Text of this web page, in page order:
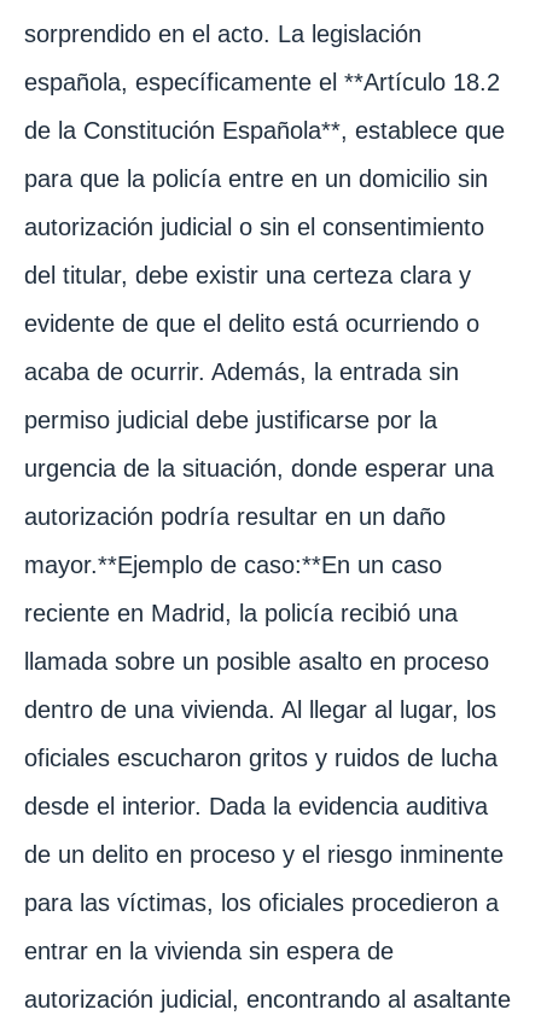
sorprendido en el acto. La legislación
española, específicamente el **Artículo 18.2
de la Constitución Española**, establece que
para que la policía entre en un domicilio sin
autorización judicial o sin el consentimiento
del titular, debe existir una certeza clara y
evidente de que el delito está ocurriendo o
acaba de ocurrir. Además, la entrada sin
permiso judicial debe justificarse por la
urgencia de la situación, donde esperar una
autorización podría resultar en un daño
mayor.**Ejemplo de caso:**En un caso
reciente en Madrid, la policía recibió una
llamada sobre un posible asalto en proceso
dentro de una vivienda. Al llegar al lugar, los
oficiales escucharon gritos y ruidos de lucha
desde el interior. Dada la evidencia auditiva
de un delito en proceso y el riesgo inminente
para las víctimas, los oficiales procedieron a
entrar en la vivienda sin espera de
autorización judicial, encontrando al asaltante